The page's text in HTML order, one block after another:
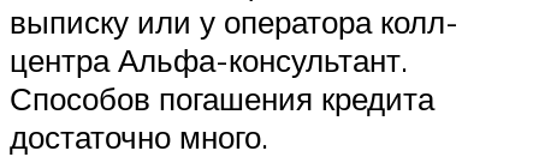
выписку или у оператора колл-
центра Альфа-консультант.
Способов погашения кредита
достаточно много.